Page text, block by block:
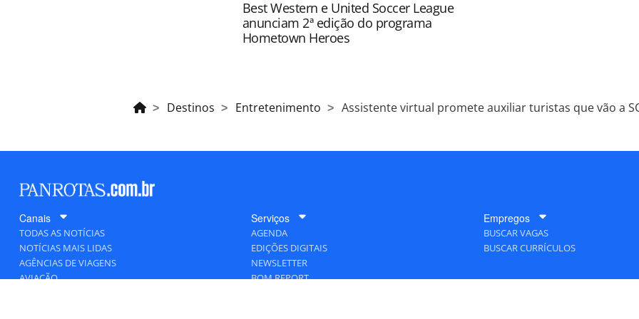
Best Western e United Soccer League
anunciam 2ª edição do programa
Hometown Heroes
Destinos Entretenimento Assistente virtual promete auxiliar turistas que vão a
Canais
TODAS AS NOTÍCIAS
NOTÍCIAS MAIS LIDAS
AGÊNCIAS DE VIAGENS
AVIAÇÃO
Serviços
AGENDA
EDIÇÕES DIGITAIS
NEWSLETTER
BOM REPORT
Empregos
BUSCAR VAGAS
BUSCAR CURRÍCULOS